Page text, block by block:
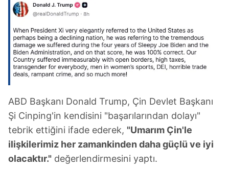
ABD Başkanı Donald Trump, Çin Devlet Başkanı
Şi Cinping'in kendisini "başarılarından dolayı"
tebrik ettiğini ifade ederek, "Umarım Çin'le
ilişkilerimiz her zamankinden daha güçlü ve iyi
olacaktır." değerlendirmesini yaptı.